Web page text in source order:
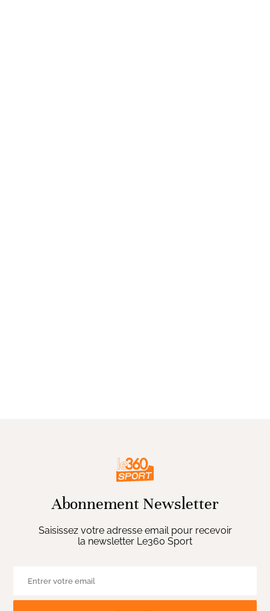
Abonnement Newsletter
Saisissez votre adresse email pour recevoir
la newsletter Le360 Sport